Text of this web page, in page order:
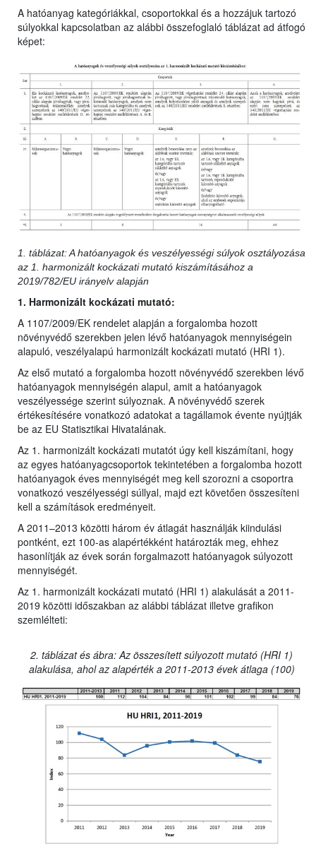
A hatóanyag kategóriákkal, csoportokkal és a hozzájuk tartozó
súlyokkal kapcsolatban az alábbi összefoglaló táblázat ad átfogó
képet:
1. táblázat: A hatóanyagok és veszélyességi súlyok osztályozása
az 1. harmonizált kockázati mutató kiszámításához a
2019/782/EU irányelv alapján
1. Harmonizált kockázati mutató:
A 1107/2009/EK rendelet alapján a forgalomba hozott
növényvédő szerekben jelen lévő hatóanyagok mennyiségein
alapuló, veszélyalapú harmonizált kockázati mutató (HRI 1).
Az első mutató a forgalomba hozott növényvédő szerekben lévő
hatóanyagok mennyiségén alapul, amit a hatóanyagok
veszélyessége szerint súlyoznak. A növényvédő szerek
értékesítésére vonatkozó adatokat a tagállamok évente nyújtják
be az EU Statisztikai Hivatalának.
Az 1. harmonizált kockázati mutatót úgy kell kiszámítani, hogy
az egyes hatóanyagcsoportok tekintetében a forgalomba hozott
hatóanyagok éves mennyiségét meg kell szorozni a csoportra
vonatkozó veszélyességi súllyal, majd ezt követően összesíteni
kell a számítások eredményeit.
A 2011–2013 közötti három év átlagát használják kiindulási
pontként, ezt 100-as alapértékként határozták meg, ehhez
hasonlítják az évek során forgalmazott hatóanyagok súlyozott
mennyiségét.
Az 1. harmonizált kockázati mutató (HRI 1) alakulását a 2011-
2019 közötti időszakban az alábbi táblázat illetve grafikon
szemlélteti:
2. táblázat és ábra: Az összesített súlyozott mutató (HRI 1)
alakulása, ahol az alapérték a 2011-2013 évek átlaga (100)